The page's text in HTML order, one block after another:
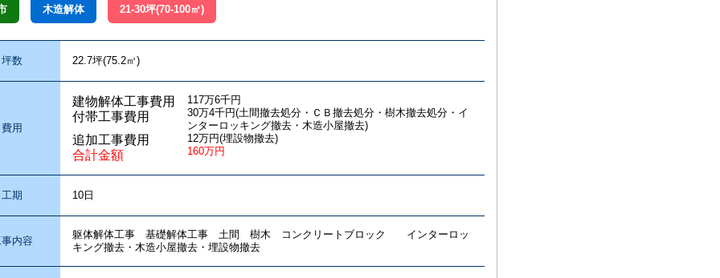
木造解体 21-30坪(70-100㎡)
坪数 22.7坪(75.2㎥)
費用
建物解体工事費用 117万6千円
付帯工事費用
30万4千円(土間撤去処分・ＣＢ撤去処分・樹木撤去処分・イ
ンターロッキング撤去・木造小屋撤去)
追加工事費用 12万円(埋設物撤去)
合計金額 160万円
工期 10日
内容
躯体解体工事 基礎解体工事 土間 樹木 コンクリートブロック インターロッ
キング撤去・木造小屋撤去・埋設物撤去